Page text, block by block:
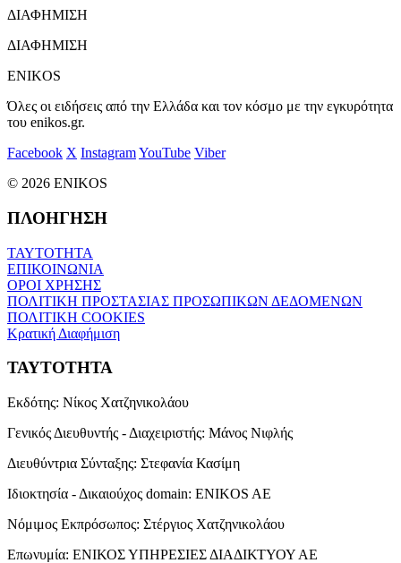
ΔΙΑΦΗΜΙΣΗ
ΔΙΑΦΗΜΙΣΗ
ENIKOS
Όλες οι ειδήσεις από την Ελλάδα και τον κόσμο με την εγκυρότητα
του enikos.gr.
Facebook X InstagramYouTube Viber
© 2026 ENIKOS
ΠΛΟΗΓΗΣΗ
ΤΑΥΤΟΤΗΤΑ
ΕΠΙΚΟΙΝΩΝΙΑ
ΟΡΟΙ ΧΡΗΣΗΣ
ΠΟΛΙΤΙΚΗ ΠΡΟΣΤΑΣΙΑΣ ΠΡΟΣΩΠΙΚΩΝ ΔΕΔΟΜΕΝΩΝ
ΠΟΛΙΤΙΚΗ COOKIES
Κρατική Διαφήμιση
ΤΑΥΤΟΤΗΤΑ
Εκδότης: Νίκος Χατζηνικολάου
Γενικός Διευθυντής - Διαχειριστής: Μάνος Νιφλής
Διευθύντρια Σύνταξης: Στεφανία Κασίμη
Ιδιοκτησία - Δικαιούχος domain: ENIKOS AE
Νόμιμος Εκπρόσωπος: Στέργιος Χατζηνικολάου
Επωνυμία: ΕΝΙΚΟΣ ΥΠΗΡΕΣΙΕΣ ΔΙΑΔΙΚΤΥΟΥ ΑΕ